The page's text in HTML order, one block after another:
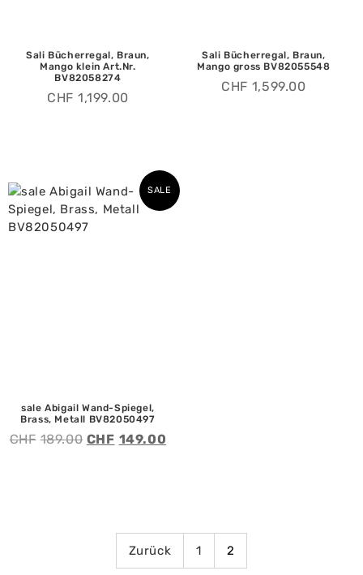
Sali Bücherregal, Braun,
Mango klein Art.Nr.
BV82058274
CHF 1,199.00
Sali Bücherregal, Braun,
Mango gross BV82055548
CHF 1,599.00
SALE
sale Abigail Wand-Spiegel,
Brass, Metall BV82050497
CHF 189.00 CHF 149.00
Zurück 1 2